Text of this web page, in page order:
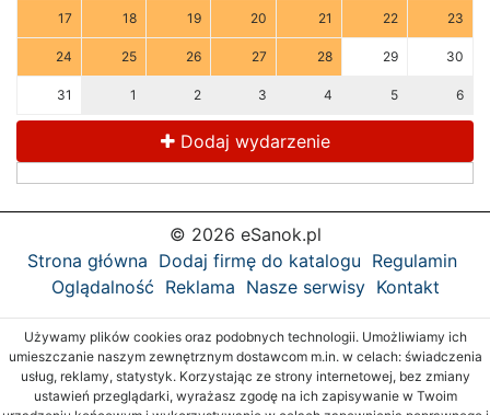
17 18 19 20 21 22 23
24 25 26 27 28 29 30
31 1 2 3 4 5 6
Dodaj wydarzenie
© 2026 eSanok.pl
Strona główna Dodaj firmę do katalogu Regulamin
Oglądalność Reklama Nasze serwisy Kontakt
Używamy plików cookies oraz podobnych technologii. Umożliwiamy ich
umieszczanie naszym zewnętrznym dostawcom m.in. w celach: świadczenia
usług, reklamy, statystyk. Korzystając ze strony internetowej, bez zmiany
ustawień przeglądarki, wyrażasz zgodę na ich zapisywanie w Twoim